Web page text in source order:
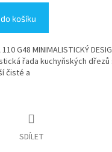
košíku
G48 MINIMALISTICKÝ
řada kuchyňských dřezů
čisté a
SDÍLET